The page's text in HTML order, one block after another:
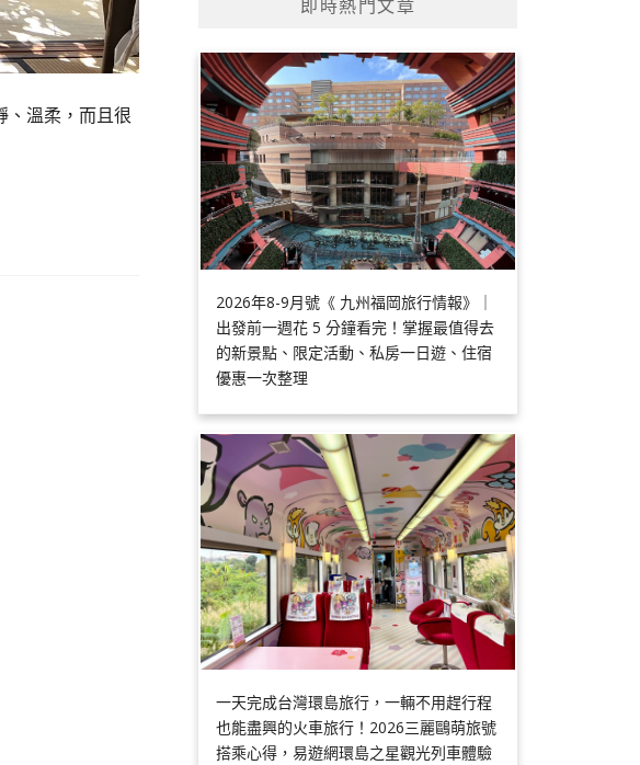
、溫柔，而且很
即時熱門文章
2026年8-9月號《 九州福岡旅行情報》｜
出發前一週花 5 分鐘看完！掌握最值得去
的新景點、限定活動、私房一日遊、住宿
優惠一次整理
一天完成台灣環島旅行，一輛不用趕行程
也能盡興的火車旅行！2026三麗鷗萌旅號
搭乘心得，易遊網環島之星觀光列車體驗